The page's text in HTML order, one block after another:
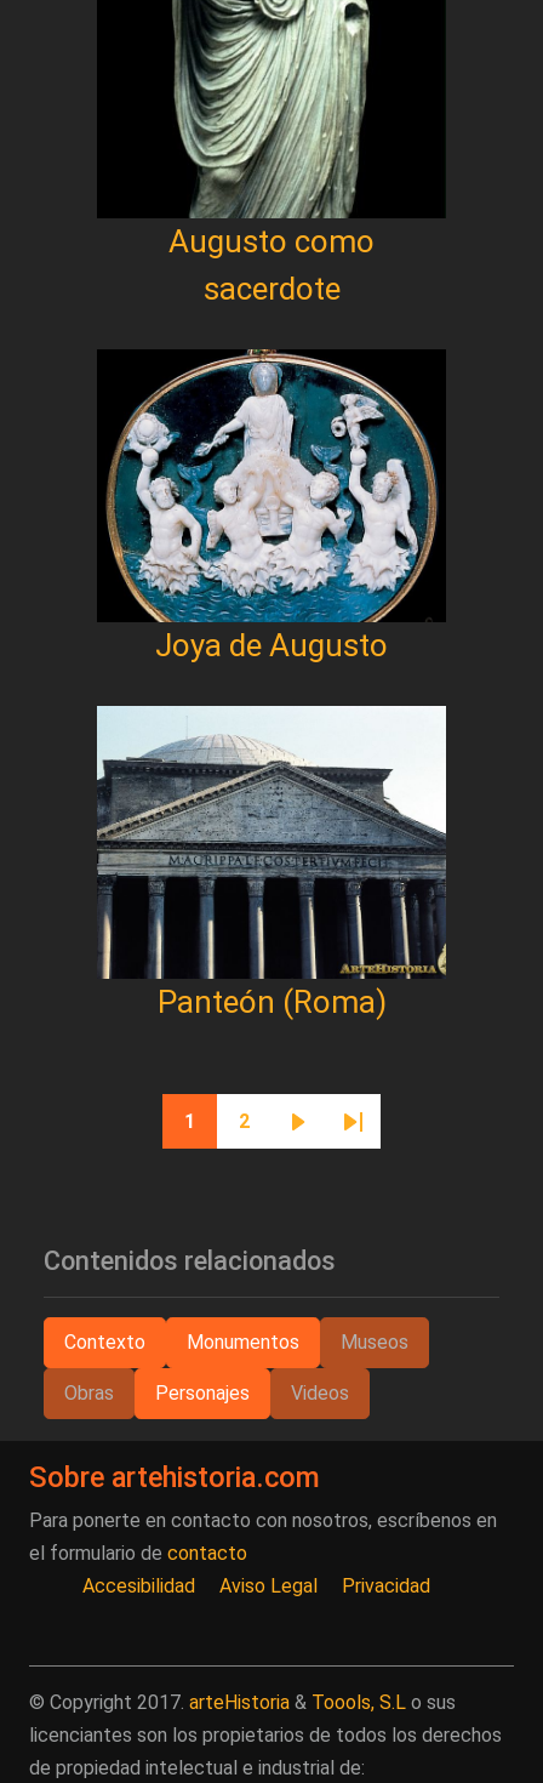
Augusto como
sacerdote
Joya de Augusto
Panteón (Roma)
Paginación
Página actual
1
Página
2
Siguiente página
Última página
Contenidos relacionados
Contexto Monumentos Museos
Obras Personajes Videos
Sobre artehistoria.com
Para ponerte en contacto con nosotros, escríbenos en
el formulario de contacto
Accesibilidad
Aviso Legal Privacidad
© Copyright 2017. arteHistoria & Toools, S.L o sus
licenciantes son los propietarios de todos los derechos
de propiedad intelectual e industrial de: